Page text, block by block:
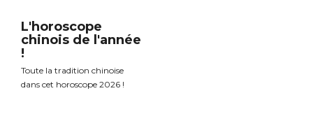
L'horoscope
chinois de l'année
!
Toute la tradition chinoise
dans cet horoscope 2026 !